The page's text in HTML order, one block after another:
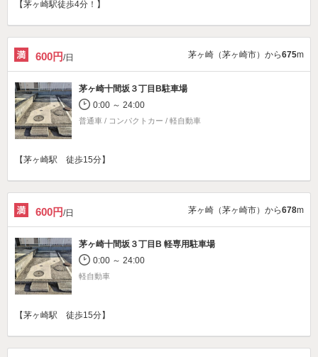
【茅ヶ崎駅徒歩4分！】
600円/日 茅ヶ崎（茅ヶ崎市）から675m
茅ヶ崎十間坂３丁目B駐車場
0:00 ～ 24:00
普通車 / コンパクトカー / 軽自動車
【茅ヶ崎駅 徒歩15分】
600円/日 茅ヶ崎（茅ヶ崎市）から678m
茅ヶ崎十間坂３丁目B 軽専用駐車場
0:00 ～ 24:00
軽自動車
【茅ヶ崎駅 徒歩15分】